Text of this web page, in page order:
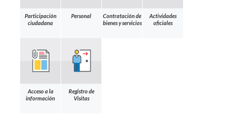
Participación
ciudadana
Personal
Contratación de
bienes y servicios
Actividades
oficiales
Acceso a la
información
Registro de
Visitas